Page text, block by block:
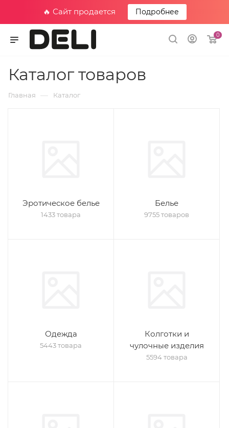
🔥 Сайт продается Подробнее
0
Каталог товаров
Главная — Каталог
Эротическое белье
1433 товара
Белье
9755 товаров
Одежда
5443 товара
Колготки и
чулочные изделия
5594 товара